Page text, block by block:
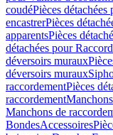
coudéPièces
encastrerPièces
apparentsPièces
détachées pour
déversoirs muraux
déversoirs muraux
raccordementPièces
raccordement
Manchons de
BondesAccessoires